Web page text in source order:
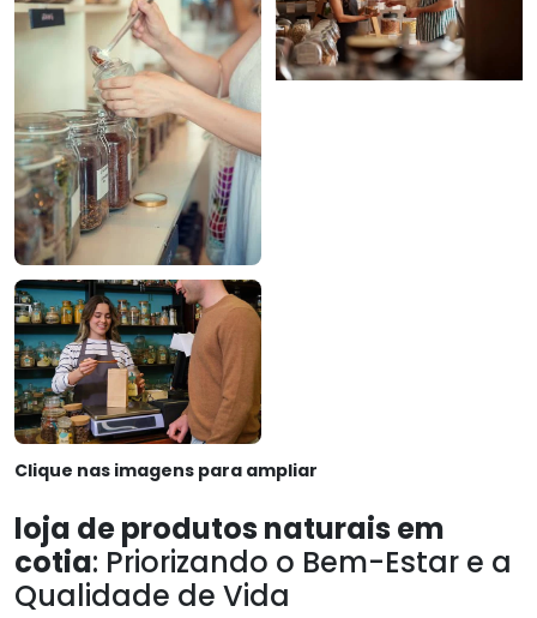
Clique nas imagens para ampliar
loja de produtos naturais em
cotia: Priorizando o Bem-Estar e a
Qualidade de Vida